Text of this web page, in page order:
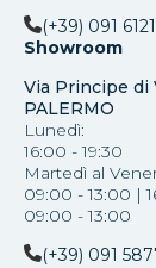
(+39) 091
Showroom
Via Principe di
PALERMO
Lunedì:
16:00 - 19:30
Martedì al
09:00 - 13:00 |
09:00 - 13:00
(+39) 091